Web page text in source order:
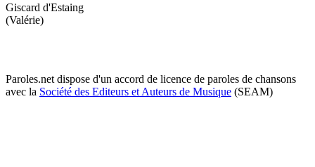
Giscard d'Estaing
(Valérie)
Paroles.net dispose d'un accord de licence de paroles de chansons
avec la Société des Editeurs et Auteurs de Musique (SEAM)